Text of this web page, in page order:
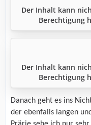
Der Inhalt kann
Berechtigung
Der Inhalt kann
Berechtigung
Danach geht es ins
der ebenfalls langen